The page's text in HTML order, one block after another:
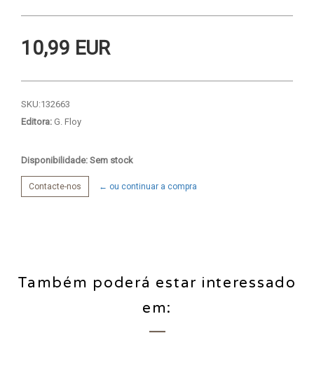
10,99 EUR
SKU:132663
Editora: G. Floy
Disponibilidade: Sem stock
Contacte-nos ← ou continuar a compra
Também poderá estar interessado
em: